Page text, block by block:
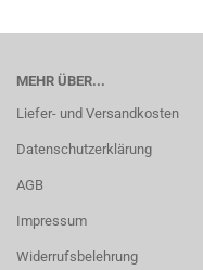
MEHR ÜBER...
Liefer- und Versandkosten
Datenschutzerklärung
AGB
Impressum
Widerrufsbelehrung